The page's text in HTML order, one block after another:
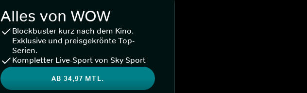
Alles von WOW
Blockbuster kurz nach dem Kino.
Exklusive und preisgekrönte Top-
Serien.
Kompletter Live-Sport von Sky Sport
AB 34,97 MTL.